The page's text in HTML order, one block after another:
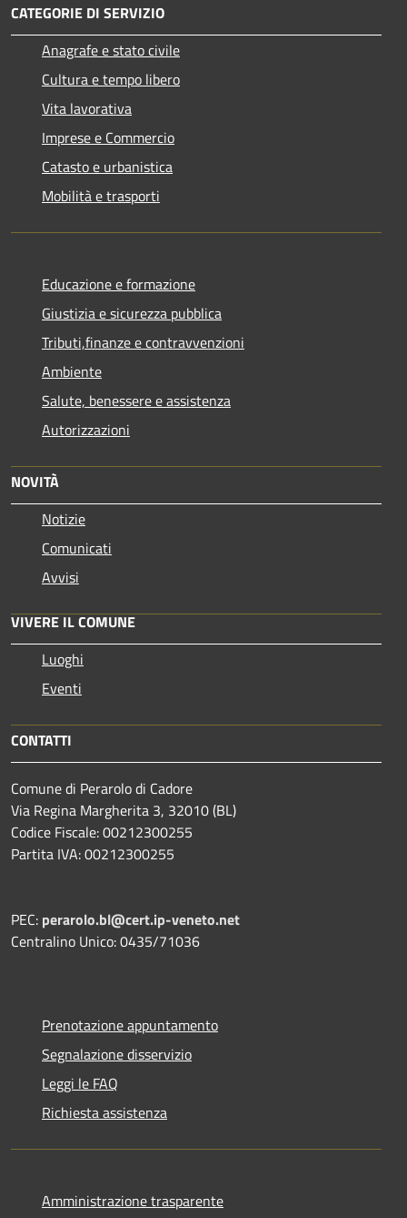
CATEGORIE DI SERVIZIO
Anagrafe e stato civile
Cultura e tempo libero
Vita lavorativa
Imprese e Commercio
Catasto e urbanistica
Mobilità e trasporti
Educazione e formazione
Giustizia e sicurezza pubblica
Tributi,finanze e contravvenzioni
Ambiente
Salute, benessere e assistenza
Autorizzazioni
NOVITÀ
Notizie
Comunicati
Avvisi
VIVERE IL COMUNE
Luoghi
Eventi
CONTATTI
Comune di Perarolo di Cadore
Via Regina Margherita 3, 32010 (BL)
Codice Fiscale: 00212300255
Partita IVA: 00212300255
PEC: perarolo.bl@cert.ip-veneto.net
Centralino Unico: 0435/71036
Prenotazione appuntamento
Segnalazione disservizio
Leggi le FAQ
Richiesta assistenza
Amministrazione trasparente